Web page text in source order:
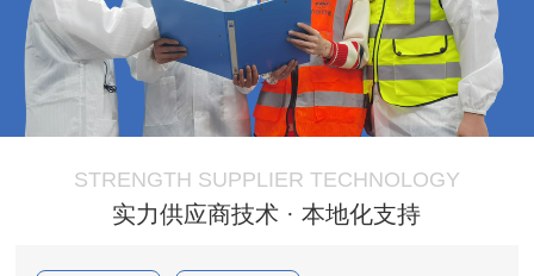
STRENGTH SUPPLIER TECHNOLOGY
实力供应商技术 · 本地化支持